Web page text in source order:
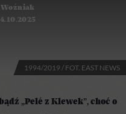
4.10.2025
1994/2019 / FOT. EAST NEWS
„Pelé z Klewek”, choć o